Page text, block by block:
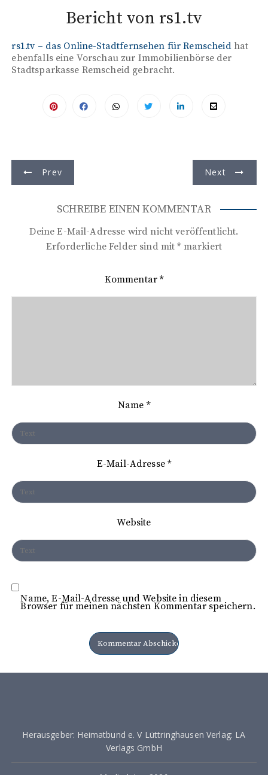
Bericht von rs1.tv
rs1.tv – das Online-Stadtfernsehen für Remscheidhat
ebenfalls eine Vorschau zur Immobilienbörse der
Stadtsparkasse Remscheid gebracht.
e
g
i
a
o
Prev Next
SCHREIBE EINEN KOMMENTAR
Deine E-Mail-Adresse wird nicht veröffentlicht.
Erforderliche Felder sind mit*markiert
Kommentar*
Name *
E-Mail-Adresse*
Website
Name, E-Mail-Adresse und Website in diesem
Browser für meinen nächsten Kommentar speichern.
Herausgeber: Heimatbund e. V Lüttringhausen Verlag: LA
Verlags GmbH